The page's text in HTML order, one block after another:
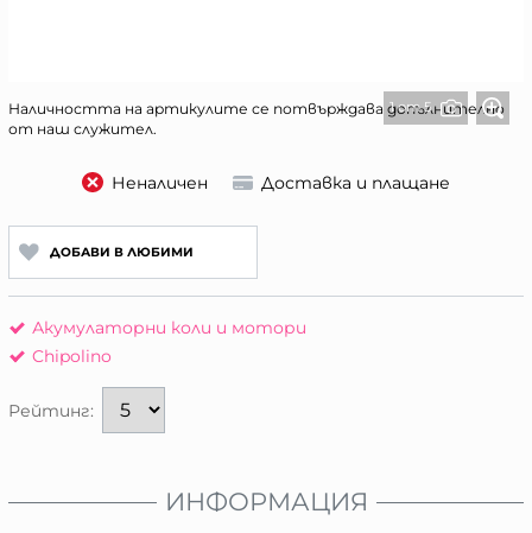
1 от 5
Наличността на артикулите се потвърждава допълнително
от наш служител.
Неналичен Доставка и плащане
ДОБАВИ В ЛЮБИМИ
Акумулаторни коли и мотори
Chipolino
Рейтинг:
ИНФОРМАЦИЯ